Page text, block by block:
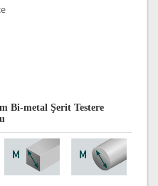
Bi-metal Şerit Testere